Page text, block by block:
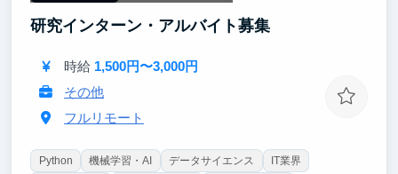
研究インターン・アルバイト募集
時給 1,500円〜3,000円
その他
フルリモート
Python 機械学習・AI データサイエンス
IT業界